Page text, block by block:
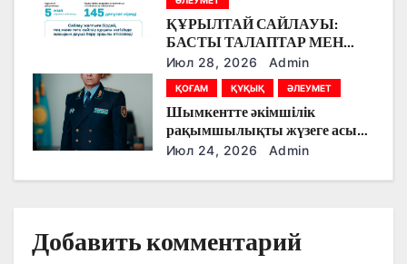
м
ҚҰРЫЛТАЙ САЙЛАУЫ:
БАСТЫ ТАЛАПТАР МЕН
ЕРЕКШЕЛІКТЕР
Июл 28, 2026 Admin
ҚОҒАМ ҚҰҚЫҚ ӘЛЕУМЕТ
Шымкентте әкімшілік
рақымшылықты жүзеге асыру
қорытындылары шығарылды
Июл 24, 2026 Admin
Добавить комментарий